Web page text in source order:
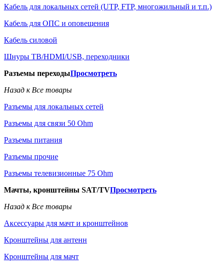
Кабель для локальных сетей (UTP, FTP, многожильный и т.п.)
Кабель для ОПС и оповещения
Кабель силовой
Шнуры ТВ/HDMI/USB, переходники
Разъемы переходыПросмотреть
Назад к Все товары
Разъемы для локальных сетей
Разъемы для связи 50 Ohm
Разъемы питания
Разъемы прочие
Разъемы телевизионные 75 Ohm
Мачты, кронштейны SAT/TVПросмотреть
Назад к Все товары
Аксессуары для мачт и кронштейнов
Кронштейны для антенн
Кронштейны для мачт